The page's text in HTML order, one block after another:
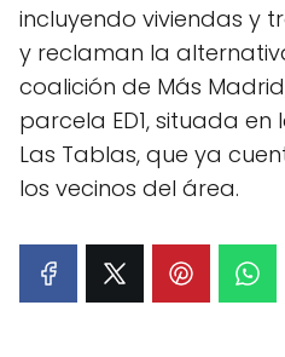
incluyendo viviendas y
y reclaman la
coalición de Más Madrid,
parcela ED1, situada
Las Tablas, que ya
los vecinos del área.